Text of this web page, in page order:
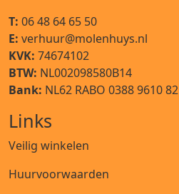
T: 06 48 64 65 50
E: verhuur@molenhuys.nl
KVK: 74674102
BTW: NL002098580B14
Bank: NL62 RABO 0388 9610 82
Links
Veilig winkelen
Huurvoorwaarden